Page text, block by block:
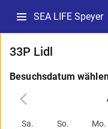
SEA LIFE Speyer
33P Lidl
Besuchsdatum
Sa. So. Mo.